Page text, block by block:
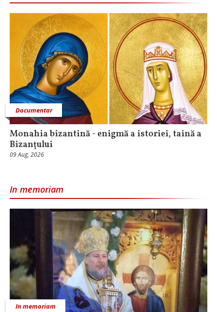
Documentar
Monahia bizantină - enigmă a istoriei, taină a
Bizanțului
09 Aug, 2026
In memoriam
In memoriam